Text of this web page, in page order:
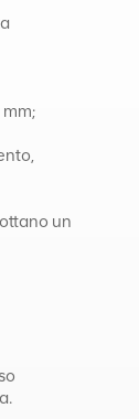
un